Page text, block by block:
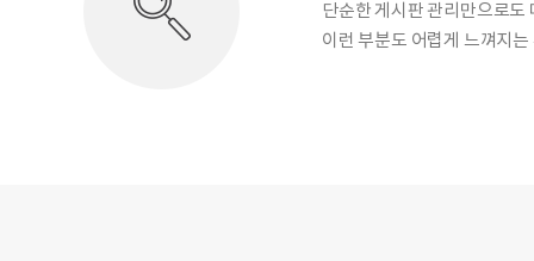
단순한 게시판 관리만으로도
이런 부분도 어렵게 느껴지